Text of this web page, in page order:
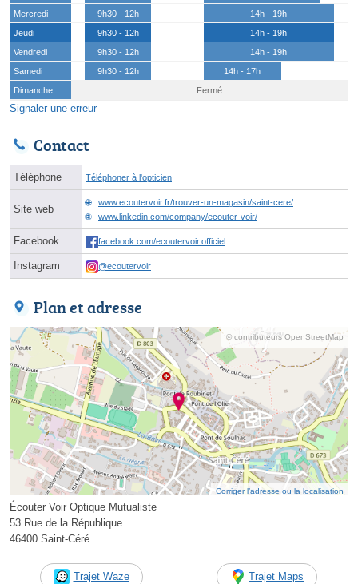
Mercredi
9h30 - 12h
14h - 19h
Jeudi
9h30 - 12h
14h - 19h
Vendredi
9h30 - 12h
14h - 19h
Samedi
9h30 - 12h
14h - 17h
Dimanche
Fermé
Signaler une erreur
Contact
Téléphone Téléphoner à l'opticien
Site web
www.ecoutervoir.fr/trouver-un-magasin/saint-cere/
www.linkedin.com/company/ecouter-voir/
Facebook facebook.com/ecoutervoir.officiel
Instagram @ecoutervoir
Plan et adresse
© contributeurs OpenStreetMap
Corriger l’adresse ou la localisation
Écouter Voir Optique Mutualiste
53 Rue de la République
46400 Saint-Céré
Trajet Waze Trajet Maps